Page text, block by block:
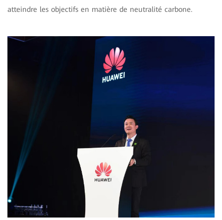
atteindre les objectifs en matière de neutralité carbone.